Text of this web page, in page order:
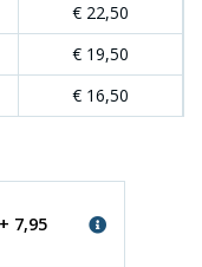
€ 22,50
€ 19,50
€ 16,50
+ 7,95